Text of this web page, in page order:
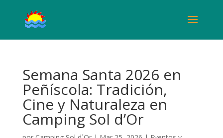
Semana Santa 2026 en
Peñíscola: Tradición,
Cine y Naturaleza en
Camping Sol d’Or